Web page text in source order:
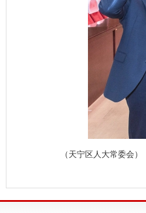
（天宁区人大常委会）